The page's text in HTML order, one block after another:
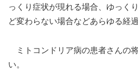
っくり症状が現れる場合、ゆっく
ど変わらない場合などあらゆる経
ミトコンドリア病の患者さんの
い。